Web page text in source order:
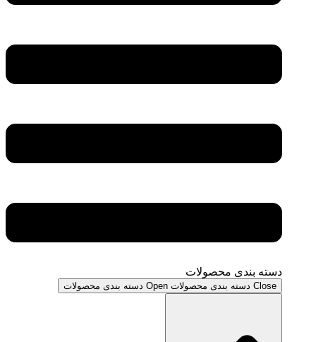
دسته بندی محصولات
Close دسته بندی محصولات Open دسته بندی محصولات